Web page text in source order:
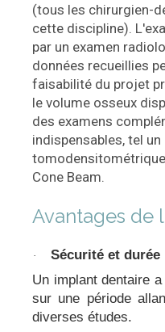
(tous les chirurgien-
cette discipline).
par un examen
données recueillies
faisabilité du projet
le volume osseux
des examens
indispensables, tel un
Cone Beam.
Avantages de
·
Sécurité et durée
Un implant dentaire
sur une période
diverses études.